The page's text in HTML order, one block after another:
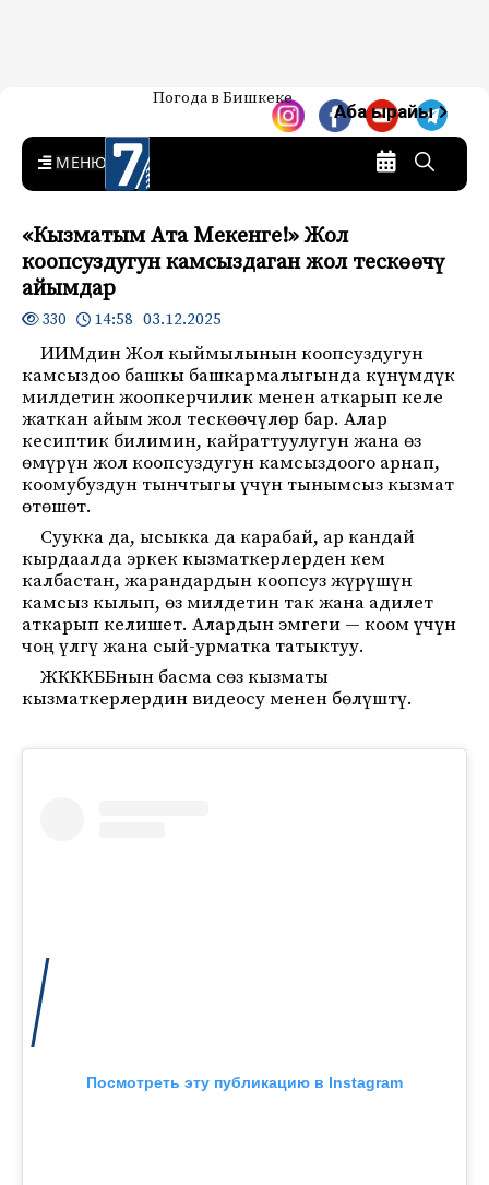
7-канал. Жаңылыктар —
Кыргызстан
Жаңылыктар — Кыргызстан
Погода в Бишкеке
Аба ырайы
MENU
«Кызматым Ата Мекенге!» Жол
коопсуздугун камсыздаган жол тескөөчү
айымдар
330 14:58 03.12.2025
ИИМдин Жол кыймылынын коопсуздугун
камсыздоо башкы башкармалыгында күнүмдүк
милдетин жоопкерчилик менен аткарып келе
жаткан айым жол тескөөчүлөр бар. Алар
кесиптик билимин, кайраттуулугун жана өз
өмүрүн жол коопсуздугун камсыздоого арнап,
коомубуздун тынчтыгы үчүн тынымсыз кызмат
өтөшөт.
Суукка да, ысыкка да карабай, ар кандай
кырдаалда эркек кызматкерлерден кем
калбастан, жарандардын коопсуз жүрүшүн
камсыз кылып, өз милдетин так жана адилет
аткарып келишет. Алардын эмгеги — коом үчүн
чоң үлгү жана сый-урматка татыктуу.
ЖКККББнын басма сөз кызматы
кызматкерлердин видеосу менен бөлүштү.
Посмотреть эту публикацию в Instagram